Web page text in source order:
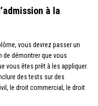
à la
vous devrez passer un
de démontrer que vous
vous êtes prêt à les appliquer.
des tests sur des
le droit commercial, le droit